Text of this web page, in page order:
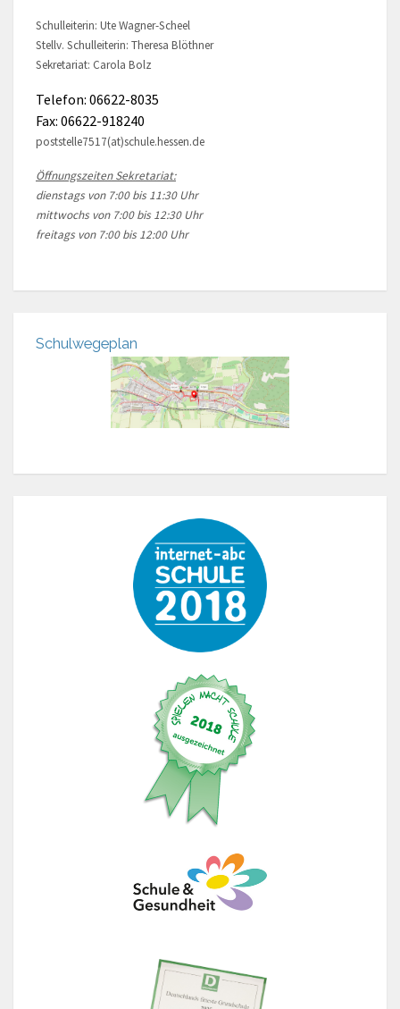
Schulleiterin: Ute Wagner-Scheel
Stellv. Schulleiterin: Theresa Blöthner
Sekretariat: Carola Bolz
Telefon: 06622-8035
Fax: 06622-918240
poststelle7517(at)schule.hessen.de
Öffnungszeiten Sekretariat:
dienstags von 7:00 bis 11:30 Uhr
mittwochs von 7:00 bis 12:30 Uhr
freitags von 7:00 bis 12:00 Uhr
Schulwegeplan